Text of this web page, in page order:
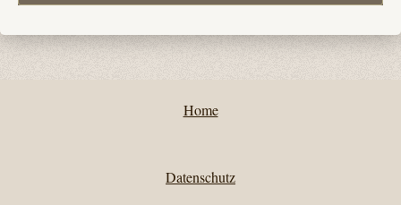
Home
Datenschutz